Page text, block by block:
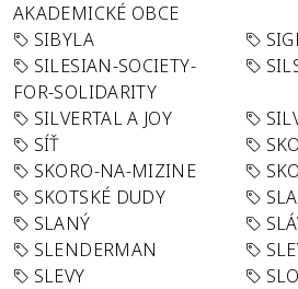
AKADEMICKÉ OBCE
SIBYLA
SILESIAN-SOCIETY-
FOR-SOLIDARITY
SILVERTAL A JOY
SÍŤ
SKORO-NA-MIZINE
SKOTSKÉ DUDY
SLANÝ
SLENDERMAN
SLEVY